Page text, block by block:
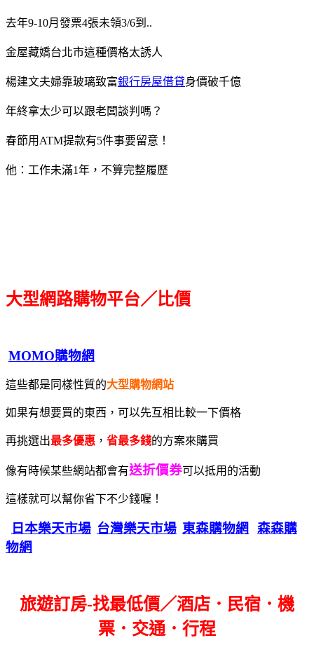
去年9-10月發票4張未領3/6到..
金屋藏嬌台北市這種價格太誘人
楊建文夫婦靠玻璃致富銀行房屋借貸身價破千億
年終拿太少可以跟老闆談判嗎？
春節用ATM提款有5件事要留意！
他：工作未滿1年，不算完整履歷
大型網路購物平台／比價
MOMO購物網
這些都是同樣性質的大型購物網站
如果有想要買的東西，可以先互相比較一下價格
再挑選出最多優惠 ， 省最多錢的方案來購買
像有時候某些網站都會有送折價券可以抵用的活動
這樣就可以幫你省下不少錢喔！
日本樂天市場 台灣樂天市場 東森購物網
森森購
物網
旅遊訂房-找最低價／酒店．民宿．機
票．交通．行程